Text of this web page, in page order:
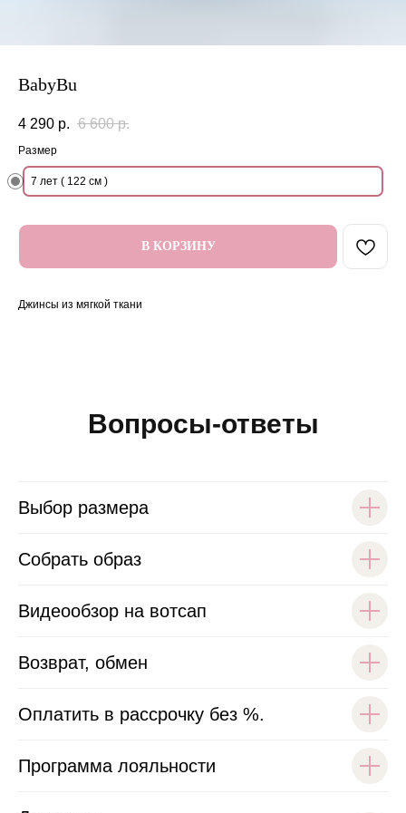
BabyBu
4 290 р. 6 600 р.
Размер
7 лет ( 122 см )
В КОРЗИНУ
Джинсы из мягкой ткани
Вопросы-ответы
Выбор размера
Собрать образ
Видеообзор на вотсап
Возврат, обмен
Оплатить в рассрочку без %.
Программа лояльности